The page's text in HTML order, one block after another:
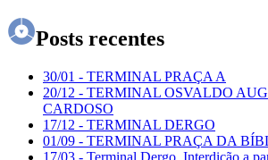
Posts recentes
30/01 - TERMINAL PRAÇA A
20/12 - TERMINAL OSVALDO
CARDOSO
17/12 - TERMINAL DERGO
01/09 - TERMINAL PRAÇA DA